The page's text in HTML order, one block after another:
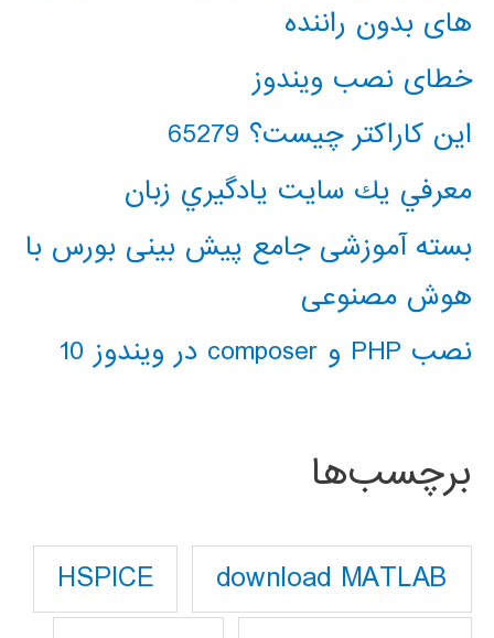
های بدون راننده
خطای نصب ویندوز
این کاراکتر چیست؟ 65279
معرفي يك سايت يادگيري زبان
بسته آموزشی جامع پیش بینی بورس با
هوش مصنوعی
نصب PHP و composer در ویندوز 10
برچسب‌ها
download MATLAB
HSPICE